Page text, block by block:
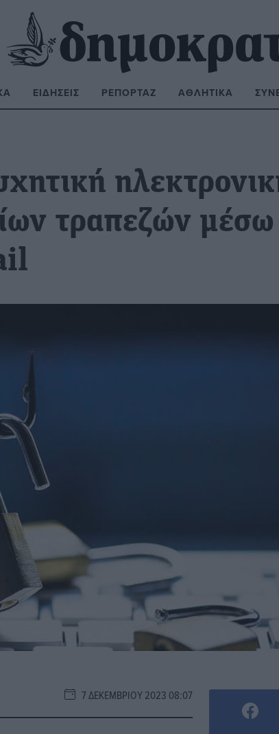
ΕΙΔΉΣΕΙΣ ΡΕΠΟΡΤΆΖ ΑΘΛΗΤΙΚΆ
τραπεζών μέσω
7 ΔΕΚΕΜΒΡΊΟΥ 2023 08:07